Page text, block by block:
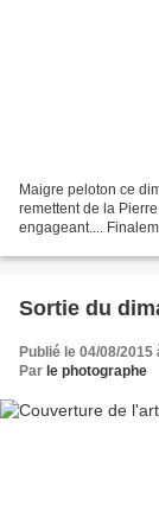
Maigre peloton ce
remettent de la
engageant....
Sortie du
Publié le 04/08/2015
Par le photographe